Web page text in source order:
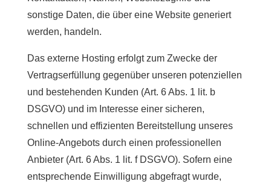
sonstige Daten, die über eine Website generiert
werden, handeln.
Das externe Hosting erfolgt zum Zwecke der
Vertragserfüllung gegenüber unseren potenziellen
und bestehenden Kunden (Art. 6 Abs. 1 lit. b
DSGVO) und im Interesse einer sicheren,
schnellen und effizienten Bereitstellung unseres
Online-Angebots durch einen professionellen
Anbieter (Art. 6 Abs. 1 lit. f DSGVO). Sofern eine
entsprechende Einwilligung abgefragt wurde,